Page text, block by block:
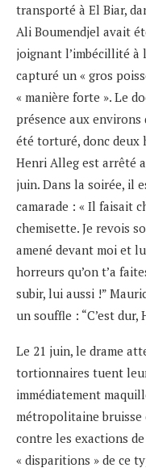
transporté à El Biar,
Ali Boumendjel avait
joignant l’imbécillité à
capturé un « gros
« manière forte ». Le
présence aux environs
été torturé, donc deux
Henri Alleg est arrêté
juin. Dans la soirée, il
camarade : « Il faisait
chemisette. Je revois
amené devant moi et
horreurs qu’on t’a
subir, lui aussi !”
un souffle : “C’est dur,
Le 21 juin, le drame
tortionnaires tuent
immédiatement
métropolitaine bruisse
contre les exactions de
« disparitions » de ce